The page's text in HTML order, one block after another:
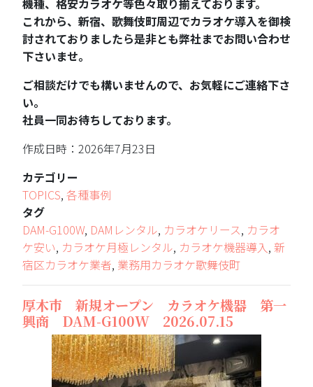
機種、格安カラオケ等色々取り揃えております。
これから、新宿、歌舞伎町周辺でカラオケ導入を御検
討されておりましたら是非とも弊社までお問い合わせ
下さいませ。
ご相談だけでも構いませんので、お気軽にご連絡下さ
い。
社員一同お待ちしております。
作成日時：2026年7月23日
カテゴリー
TOPICS, 各種事例
タグ
DAM-G100W, DAMレンタル, カラオケリース, カラオ
ケ安い, カラオケ月極レンタル, カラオケ機器導入, 新
宿区カラオケ業者, 業務用カラオケ歌舞伎町
厚木市 新規オープン カラオケ機器 第一
興商 DAM-G100W 2026.07.15